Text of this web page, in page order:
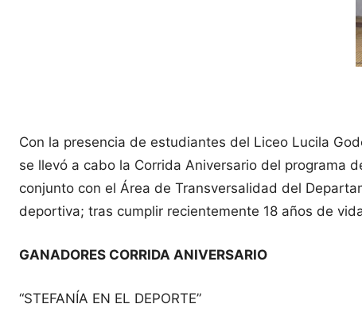
Con la presencia de estudiantes del Liceo Lucila
se llevó a cabo la Corrida Aniversario del programa
conjunto con el Área de Transversalidad del
deportiva; tras cumplir recientemente 18 años de
GANADORES CORRIDA ANIVERSARIO
“STEFANÍA EN EL DEPORTE”